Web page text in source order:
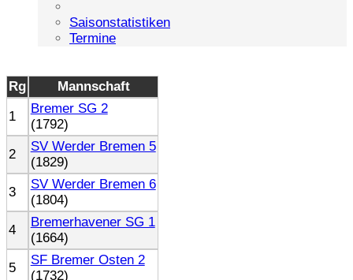
Saisonstatistiken
Termine
Rg
Mannschaft
1
Bremer SG 2
(1792)
2
SV Werder Bremen 5
(1829)
3
SV Werder Bremen 6
(1804)
4
Bremerhavener SG 1
(1664)
5
SF Bremer Osten 2
(1732)